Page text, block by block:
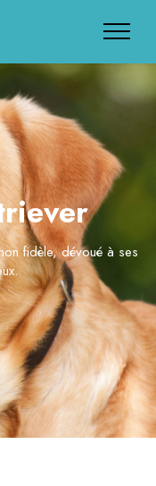
fidèle, dévoué à ses